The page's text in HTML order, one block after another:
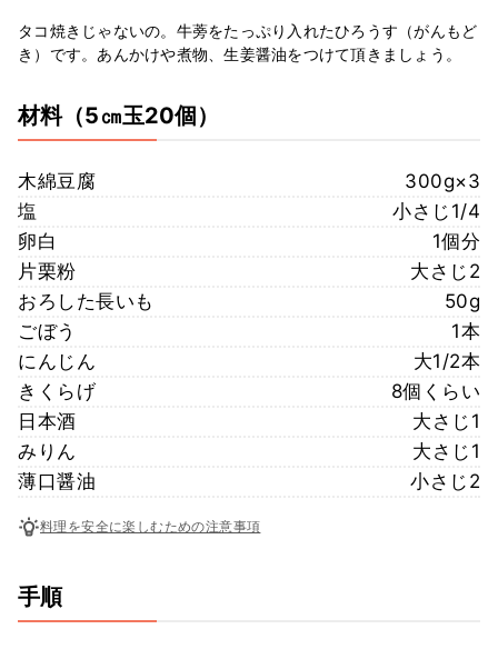
タコ焼きじゃないの。牛蒡をたっぷり入れたひろうす（がんもど
き）です。あんかけや煮物、生姜醤油をつけて頂きましょう。
材料（5㎝玉20個）
木綿豆腐
300g×3
塩
小さじ1/4
卵白
1個分
片栗粉
大さじ2
おろした長いも
50g
ごぼう
1本
にんじん
大1/2本
きくらげ
8個くらい
日本酒
大さじ1
みりん
大さじ1
薄口醤油
小さじ2
料理を安全に楽しむための注意事項
手順